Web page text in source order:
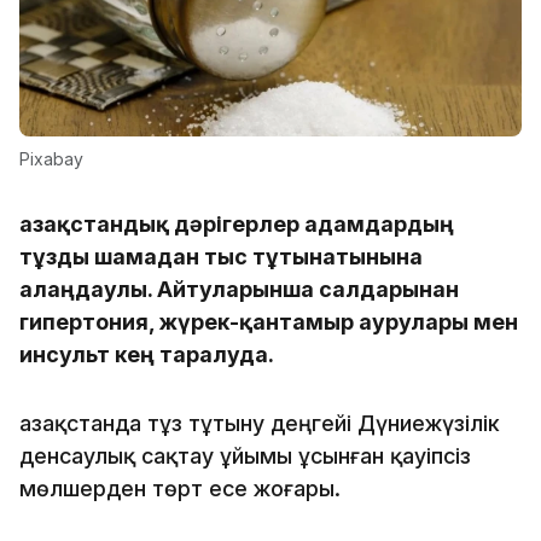
Pixabay
Қазақстандық дәрігерлер адамдардың
тұзды шамадан тыс тұтынатынына
алаңдаулы. Айтуларынша салдарынан
гипертония, жүрек-қантамыр аурулары мен
инсульт кең таралуда.
Қазақстанда тұз тұтыну деңгейі Дүниежүзілік
денсаулық сақтау ұйымы ұсынған қауіпсіз
мөлшерден төрт есе жоғары.